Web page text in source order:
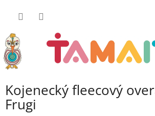
Kojenecký fleecový
Frugi